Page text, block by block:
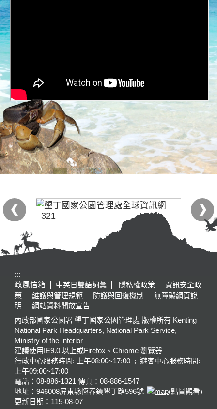
:::
政風信箱
中英日雙語詞彙 隱私權政策
資訊安全政
策
維護與管理規範 防護與回復機制
無障礙網頁說
明
網站資料開放宣告
內政部國家公園署 墾丁國家公園管理處 版權所有 Kenting
National Park Headquarters, National Park Service,
Ministry of the Interior
建議使用IE9.0 以上或Firefox、Chrome 瀏覽器
行政中心服務時間: 上午08:00~17:00 ; 遊客中心服務時間:
上午09:00~17:00
電話：08-886-1321 傳真：08-886-1547
地址：946008屏東縣恆春鎮墾丁路596號
(點圖觀看)
更新日期： 115-08-07